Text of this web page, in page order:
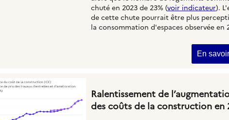
chuté en 2023 de 23% (voir indicateur).
de cette chute pourrait être plus
la consommation d'espaces observée en
En
Ralentissement de
des coûts de la construction en